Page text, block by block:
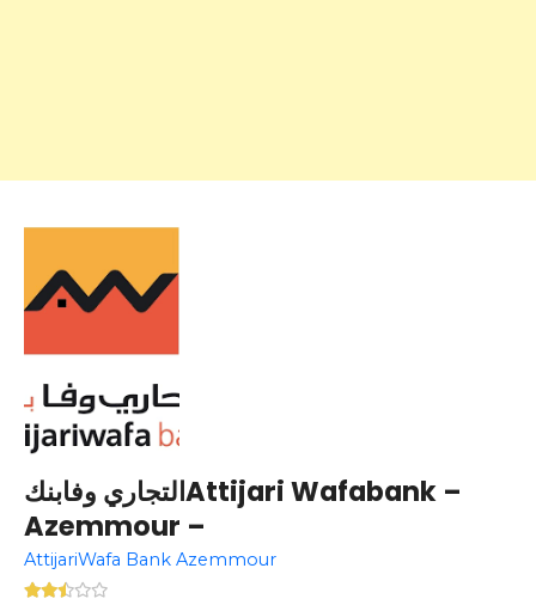
التجاري وفابنكAttijari Wafabank –
Azemmour –
AttijariWafa Bank Azemmour